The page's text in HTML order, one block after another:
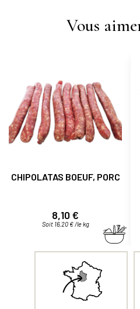
Vous
CHIPOLATAS BOEUF, PORC
Prix
8,10 €
Soit 16,20 € /le kg